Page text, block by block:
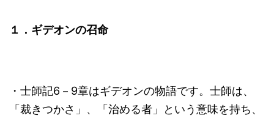
１．ギデオンの召命
・士師記6－9章はギデオンの物語です。士師は、
「裁きつかさ」、「治める者」という意味を持ち、